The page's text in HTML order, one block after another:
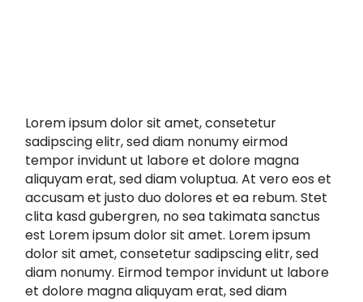
Lorem ipsum dolor sit amet, consetetur
sadipscing elitr, sed diam nonumy eirmod
tempor invidunt ut labore et dolore magna
aliquyam erat, sed diam voluptua. At vero eos et
accusam et justo duo dolores et ea rebum. Stet
clita kasd gubergren, no sea takimata sanctus
est Lorem ipsum dolor sit amet. Lorem ipsum
dolor sit amet, consetetur sadipscing elitr, sed
diam nonumy. Eirmod tempor invidunt ut labore
et dolore magna aliquyam erat, sed diam